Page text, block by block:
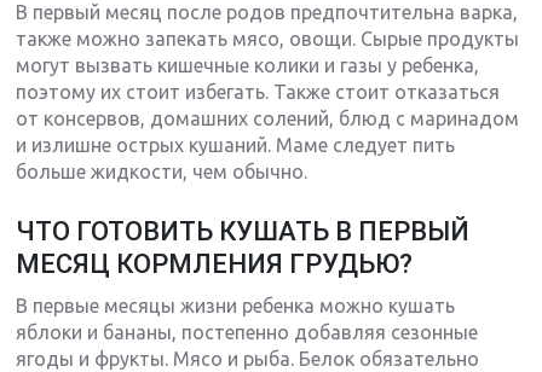
В первый месяц после родов предпочтительна варка,
также можно запекать мясо, овощи. Сырые продукты
могут вызвать кишечные колики и газы у ребенка,
поэтому их стоит избегать. Также стоит отказаться
от консервов, домашних солений, блюд с маринадом
и излишне острых кушаний. Маме следует пить
больше жидкости, чем обычно.
ЧТО ГОТОВИТЬ КУШАТЬ В ПЕРВЫЙ
МЕСЯЦ КОРМЛЕНИЯ ГРУДЬЮ?
В первые месяцы жизни ребенка можно кушать
яблоки и бананы, постепенно добавляя сезонные
ягоды и фрукты. Мясо и рыба. Белок обязательно